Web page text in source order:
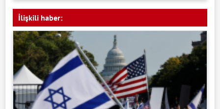
İlişkili haber: